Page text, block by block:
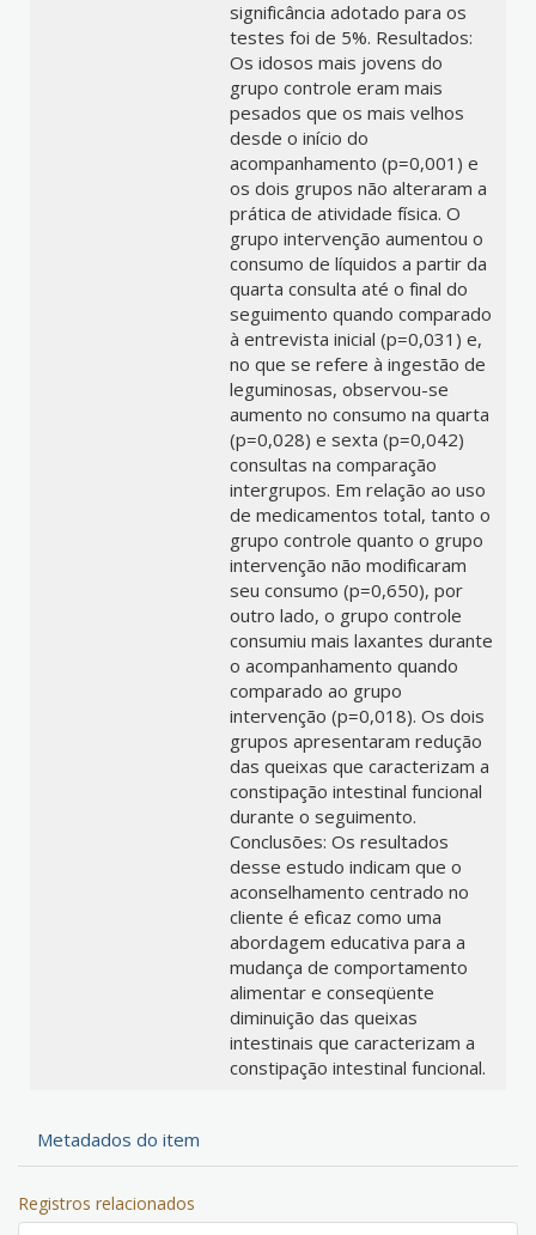
significância adotado para os
testes foi de 5%. Resultados:
Os idosos mais jovens do
grupo controle eram mais
pesados que os mais velhos
desde o início do
acompanhamento (p=0,001) e
os dois grupos não alteraram a
prática de atividade física. O
grupo intervenção aumentou o
consumo de líquidos a partir da
quarta consulta até o final do
seguimento quando comparado
à entrevista inicial (p=0,031) e,
no que se refere à ingestão de
leguminosas, observou-se
aumento no consumo na quarta
(p=0,028) e sexta (p=0,042)
consultas na comparação
intergrupos. Em relação ao uso
de medicamentos total, tanto o
grupo controle quanto o grupo
intervenção não modificaram
seu consumo (p=0,650), por
outro lado, o grupo controle
consumiu mais laxantes durante
o acompanhamento quando
comparado ao grupo
intervenção (p=0,018). Os dois
grupos apresentaram redução
das queixas que caracterizam a
constipação intestinal funcional
durante o seguimento.
Conclusões: Os resultados
desse estudo indicam que o
aconselhamento centrado no
cliente é eficaz como uma
abordagem educativa para a
mudança de comportamento
alimentar e conseqüente
diminuição das queixas
intestinais que caracterizam a
constipação intestinal funcional.
Metadados do item
Registros relacionados